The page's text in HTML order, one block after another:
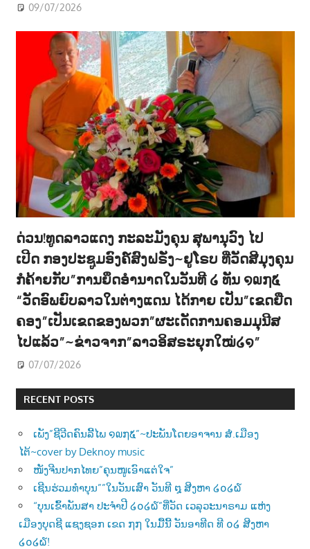
09/07/2026
ດ່ວນ!ທູດລາວແດງ ກະລະມັງຄຸນ ສຸພານຸວົງ ໄປ
ເປີດ ກອງປະຊູມອົງຄ໌ສົງຝຣັ່ງ~ຢູໂຣບ ທີ່ວັດສີມຸງຄຸນ
ກໍຄ້າຍກັບ”ການຍຶດອຳນາດໃນວັນທີ ໒ ທັນ ໑໙໗໕
“ວັດອົພຍົບລາວໃນຕ່າງແດນ ໄດ້ກາຍ ເປັນ”ເຂດຍືດ
ຄອງ”ເປັນເຂດຂອງພວກ”ຜະເດັດການຄອມມຸນີສ
ໄປແລ້ວ”~ຂ່າວຈາກ”ລາວອິສຣະຍຸກໃໝ່໒໑”
07/07/2026
RECENT POSTS
ເພັງ”ຊີວີດຄົນລີ້ໄພ ໑໙໗໕”~ປະພັນໂດຍອາຈານ ສໍ.ເມືອງ
ໄຕ້~cover by Deknoy music
ໜັງຈີນປາກໄທຍ”ຄຸນໜູເອົາແຕ່ໃຈ”
ເຊີນຮ່ວມທຳບຸນ””ໃນວັນເສົາ ວັນທີ ໘ ສີງຫາ ໒໐໒໖
“ບຸນເຂົ້າພັນສາ ປະຈຳປີ ໒໐໒໖”ທີ່ວັດ ເວລຸວະນາຣາມ ແຫ່ງ
ເມືອງບຸດຊີ ແຊງຊອກ ເຂດ ໗໗ ໃນມື້ນີ້ ວັນອາທີດ ທີ ໐໒ ສີງຫາ
໒໐໒໖!